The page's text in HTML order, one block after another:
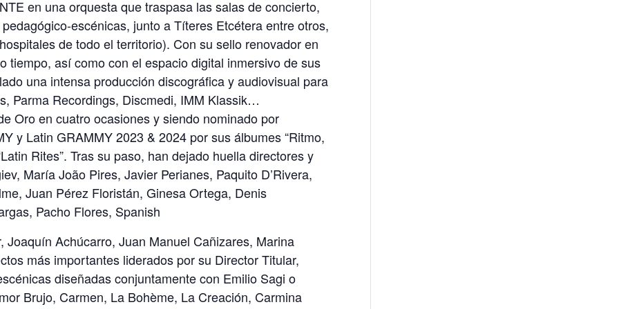
en una orquesta que traspasa las salas de concierto,
escénicas, junto a Títeres Etcétera entre otros,
de todo el territorio). Con su sello renovador en
tiempo, así como con el espacio digital inmersivo de sus
una intensa producción discográfica y audiovisual para
Parma Recordings, Discmedi, IMM Klassik…
Oro en cuatro ocasiones y siendo nominado por
y Latin GRAMMY 2023 & 2024 por sus álbumes “Ritmo,
Rites”. Tras su paso, han dejado huella directores y
María João Pires, Javier Perianes, Paquito D’Rivera,
Juan Pérez Floristán, Ginesa Ortega, Denis
Pacho Flores, Spanish
Achúcarro, Juan Manuel Cañizares, Marina
más importantes liderados por su Director Titular,
diseñadas conjuntamente con Emilio Sagi o
Brujo, Carmen, La Bohème, La Creación, Carmina